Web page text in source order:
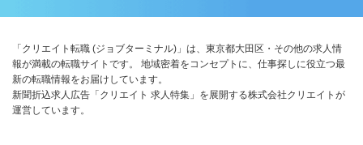
「クリエイト転職 (ジョブターミナル)」は、東京都大田区・その他の求人情
報が満載の転職サイトです。 地域密着をコンセプトに、仕事探しに役立つ最
新の転職情報をお届けしています。
新聞折込求人広告「クリエイト 求人特集」を展開する株式会社クリエイトが
運営しています。